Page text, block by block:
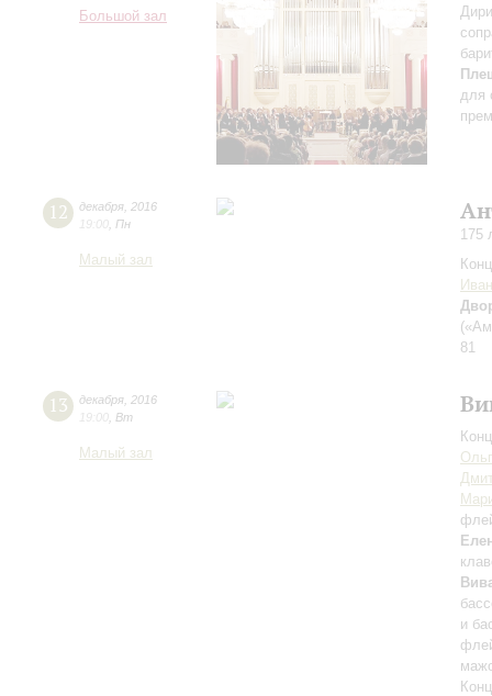
Большой зал
для
12 декабря 2016
19:00 Пн
Малый зал
175
81
13 декабря 2016
19:00 Вт
Малый зал
и